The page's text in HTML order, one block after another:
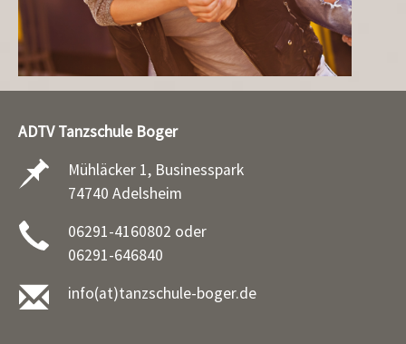
ADTV Tanzschule Boger
Mühläcker 1, Businesspark
74740 Adelsheim
06291-4160802 oder
06291-646840
info(at)tanzschule-boger.de